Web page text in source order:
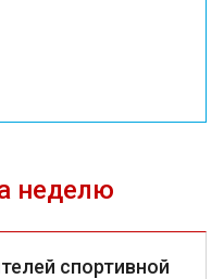
неделю
спортивной